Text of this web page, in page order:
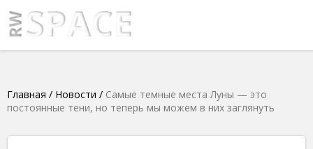
Главная / Новости / Самые темные места Луны — это
постоянные тени, но теперь мы можем в них заглянуть